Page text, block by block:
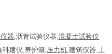
器,沥青试验仪器,混凝土试验仪
科建仪,养护箱,压力机,建筑仪器,土